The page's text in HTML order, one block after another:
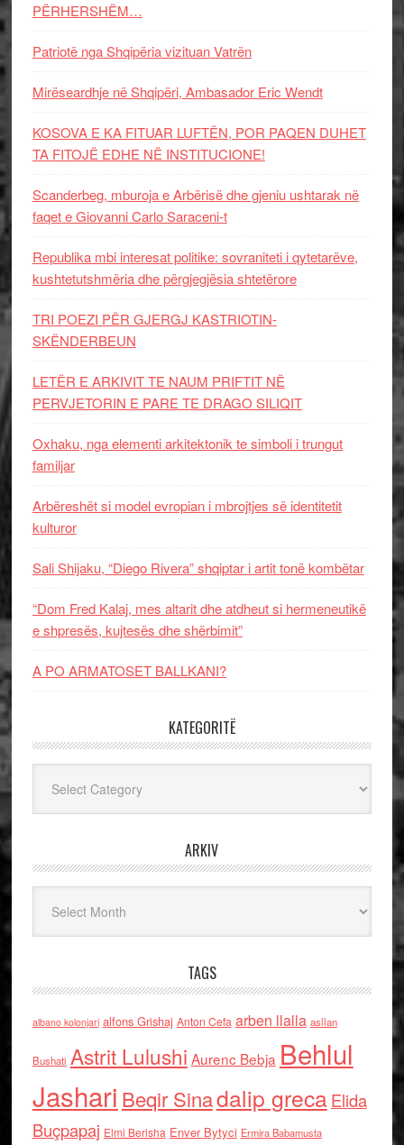
PËRHERSHËM…
Patriotë nga Shqipëria vizituan Vatrën
Mirëseardhje në Shqipëri, Ambasador Eric Wendt
KOSOVA E KA FITUAR LUFTËN, POR PAQEN DUHET
TA FITOJË EDHE NË INSTITUCIONE!
Scanderbeg, mburoja e Arbërisë dhe gjeniu ushtarak në
faqet e Giovanni Carlo Saraceni-t
Republika mbi interesat politike: sovraniteti i qytetarëve,
kushtetutshmëria dhe përgjegjësia shtetërore
TRI POEZI PËR GJERGJ KASTRIOTIN-
SKËNDERBEUN
LETËR E ARKIVIT TE NAUM PRIFTIT NË
PERVJETORIN E PARE TE DRAGO SILIQIT
Oxhaku, nga elementi arkitektonik te simboli i trungut
familjar
Arbëreshët si model evropian i mbrojtjes së identitetit
kulturor
Sali Shijaku, “Diego Rivera” shqiptar i artit tonë kombëtar
“Dom Fred Kalaj, mes altarit dhe atdheut si hermeneutikë
e shpresës, kujtesës dhe shërbimit”
A PO ARMATOSET BALLKANI?
KATEGORITË
ARKIV
TAGS
albano kolonjari alfons Grishaj Anton Cefa arben llalla asllan
Bushati Astrit Lulushi Aurenc Bebja Behlul
Jashari Beqir Sinadalip grecaElida
Buçpapaj Elmi Berisha Enver Bytyci Ermira Babamusta